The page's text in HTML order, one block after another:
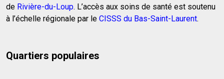
de Rivière-du-Loup. L’accès aux soins de santé est soutenu
à l’échelle régionale par le CISSS du Bas-Saint-Laurent.
Quartiers populaires